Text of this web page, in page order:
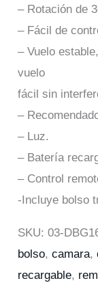
– Rotación de
– Fácil de
– Vuelo
vuelo
fácil sin
–
– Luz.
– Batería
– Control
-Incluye bolso
SKU:03-
bolso,camara,
recargable,